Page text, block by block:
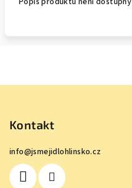
Kontakt
info@jsmejidlohlinsko.cz